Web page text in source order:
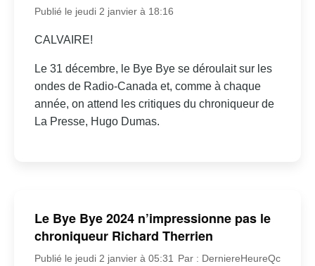
Publié le jeudi 2 janvier à 18:16
CALVAIRE!
Le 31 décembre, le Bye Bye se déroulait sur les
ondes de Radio-Canada et, comme à chaque
année, on attend les critiques du chroniqueur de
La Presse, Hugo Dumas.
Le Bye Bye 2024 n’impressionne pas le
chroniqueur Richard Therrien
Publié le jeudi 2 janvier à 05:31 Par : DerniereHeureQc